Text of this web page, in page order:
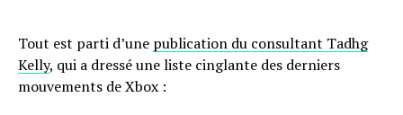
Tout est parti d’une publication du consultant Tadhg
Kelly, qui a dressé une liste cinglante des derniers
mouvements de Xbox :